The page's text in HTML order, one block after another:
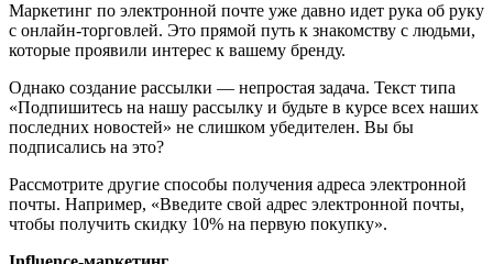
Маркетинг по электронной почте уже давно идет рука об руку
с онлайн-торговлей. Это прямой путь к знакомству с людьми,
которые проявили интерес к вашему бренду.
Однако создание рассылки — непростая задача. Текст типа
«Подпишитесь на нашу рассылку и будьте в курсе всех наших
последних новостей» не слишком убедителен. Вы бы
подписались на это?
Рассмотрите другие способы получения адреса электронной
почты. Например, «Введите свой адрес электронной почты,
чтобы получить скидку 10% на первую покупку».